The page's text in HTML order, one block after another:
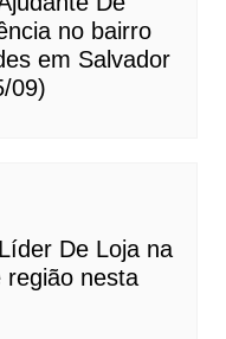
no bairro
em Salvador
09)
De Loja na
região nesta